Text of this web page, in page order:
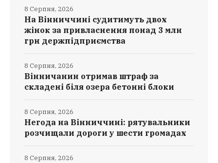
На Вінниччині судитимуть двох
жінок за привласнення понад 3 млн
грн держпідприємства
8 Серпня, 2026
Вінничанин отримав штраф за
складені біля озера бетонні блоки
8 Серпня, 2026
Негода на Вінниччині: рятувальники
розчищали дороги у шести громадах
8 Серпня, 2026
8 Серпня, 2026